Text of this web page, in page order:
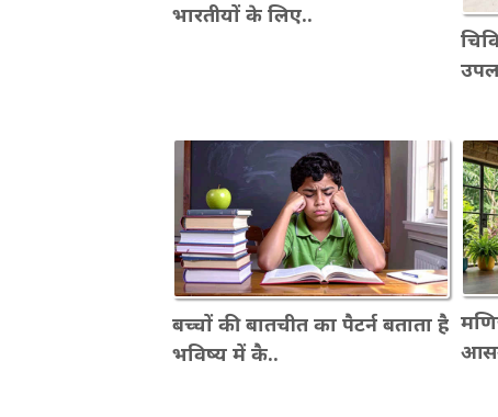
भारतीयों के लिए..
बच्चों की बातचीत का पैटर्न बताता है
भविष्य में कै..